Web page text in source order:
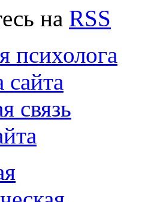
на RSS
психолога
сайта
связь